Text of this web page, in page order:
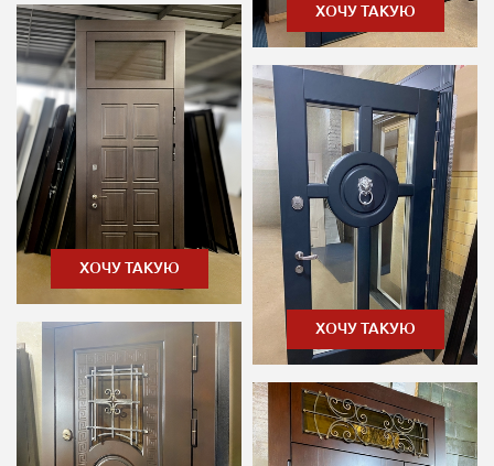
ХОЧУ ТАКУЮ
ХОЧУ ТАКУЮ
ХОЧУ ТАКУЮ